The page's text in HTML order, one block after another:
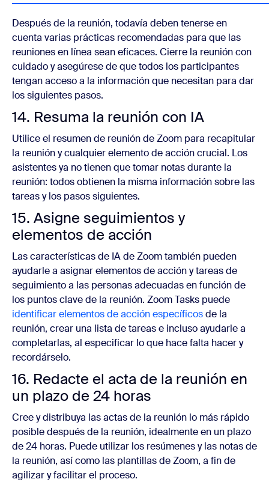
Después de la reunión, todavía deben tenerse en
cuenta varias prácticas recomendadas para que las
reuniones en línea sean eficaces. Cierre la reunión con
cuidado y asegúrese de que todos los participantes
tengan acceso a la información que necesitan para dar
los siguientes pasos.
14. Resuma la reunión con IA
Utilice el resumen de reunión de Zoom para recapitular
la reunión y cualquier elemento de acción crucial. Los
asistentes ya no tienen que tomar notas durante la
reunión: todos obtienen la misma información sobre las
tareas y los pasos siguientes.
15. Asigne seguimientos y
elementos de acción
Las características de IA de Zoom también pueden
ayudarle a asignar elementos de acción y tareas de
seguimiento a las personas adecuadas en función de
los puntos clave de la reunión. Zoom Tasks puede
identificar elementos de acción específicosde la
reunión, crear una lista de tareas e incluso ayudarle a
completarlas, al especificar lo que hace falta hacer y
recordárselo.
16. Redacte el acta de la reunión en
un plazo de 24 horas
Cree y distribuya las actas de la reunión lo más rápido
posible después de la reunión, idealmente en un plazo
de 24 horas. Puede utilizar los resúmenes y las notas de
la reunión, así como las plantillas de Zoom, a fin de
agilizar y facilitar el proceso.